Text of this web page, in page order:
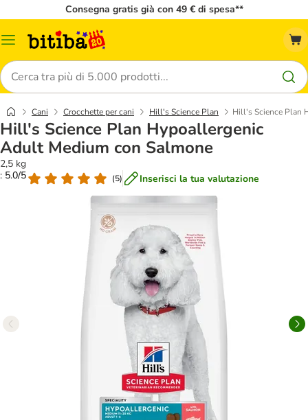
Consegna gratis già con 49 € di spesa**
Overview
Cerca
Cani Crocchette per cani Hill's Science Plan Hill's Science Plan
Hill's Science Plan Hypoallergenic
Adult Medium con Salmone
2,5 kg
: 5.0/5
(5) Inserisci la tua valutazione